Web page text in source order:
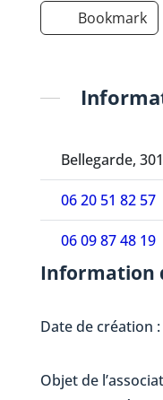
Bookmark
Bellegarde,
06 20 51 82 57
06 09 87 48 19
Information
Date de création
Objet de